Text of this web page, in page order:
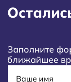
Заполните
ближайшее